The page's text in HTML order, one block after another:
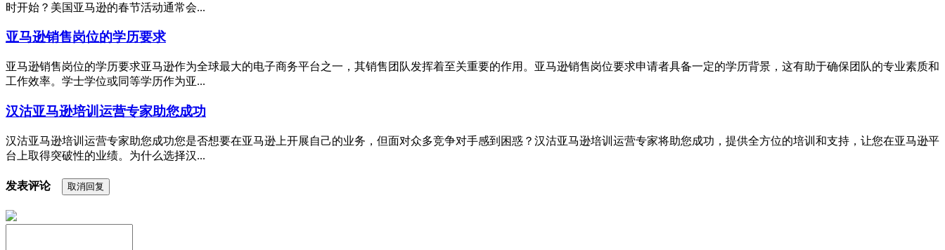
时开始？美国亚马逊的春节活动通常会...
亚马逊销售岗位的学历要求
亚马逊销售岗位的学历要求亚马逊作为全球最大的电子商务平台之一，其销售团队发挥着至关重要的作用。亚马逊销售岗位要求申请者具备一定的学历背景，这有助于确保团队的专业素质和
工作效率。学士学位或同等学历作为亚...
汉沽亚马逊培训运营专家助您成功
汉沽亚马逊培训运营专家助您成功您是否想要在亚马逊上开展自己的业务，但面对众多竞争对手感到困惑？汉沽亚马逊培训运营专家将助您成功，提供全方位的培训和支持，让您在亚马逊平
台上取得突破性的业绩。为什么选择汉...
发表评论 取消回复